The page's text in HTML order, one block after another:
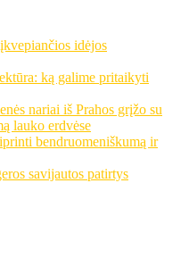
idėjos
ką galime pritaikyti
nariai iš Prahos grįžo su
lauko erdvėse
bendruomeniškumą ir
savijautos patirtys